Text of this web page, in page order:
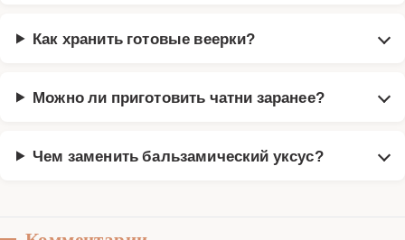
Как хранить готовые веерки?
Можно ли приготовить чатни заранее?
Чем заменить бальзамический уксус?